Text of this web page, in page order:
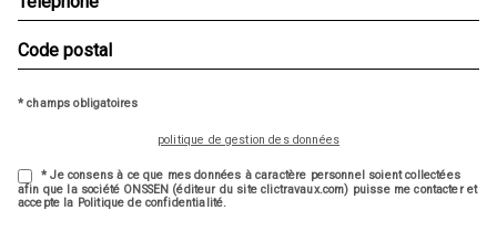
* champs obligatoires
politique de gestion des données
* Je consens à ce que mes données à caractère personnel soient collectées
afin que la société ONSSEN (éditeur du site clictravaux.com) puisse me contacter et
accepte la Politique de confidentialité.